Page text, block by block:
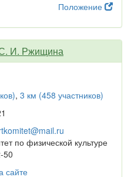
Положение
И. Ржищина
, 3 км (458 участников)
по физической культуре
50
сайте